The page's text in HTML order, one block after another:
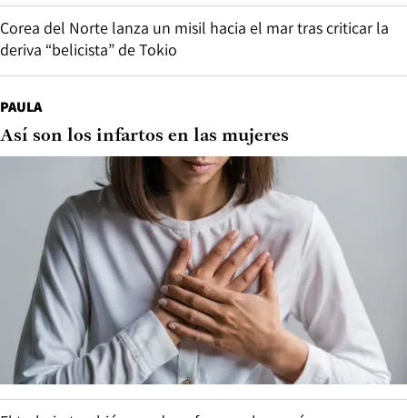
Corea del Norte lanza un misil hacia el mar tras criticar la
deriva “belicista” de Tokio
PAULA
Así son los infartos en las mujeres